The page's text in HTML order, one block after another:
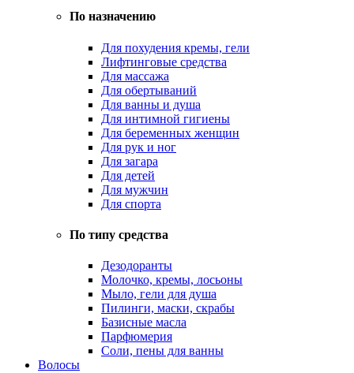
По назначению
Для похудения кремы, гели
Лифтинговые средства
Для массажа
Для обертываний
Для ванны и душа
Для интимной гигиены
Для беременных женщин
Для рук и ног
Для загара
Для детей
Для мужчин
Для спорта
По типу средства
Дезодоранты
Молочко, кремы, лосьоны
Мыло, гели для душа
Пилинги, маски, скрабы
Базисные масла
Парфюмерия
Соли, пены для ванны
Волосы